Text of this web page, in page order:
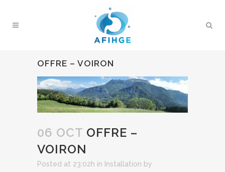
OFFRE – VOIRON
06 OCT OFFRE –
VOIRON
Posted at 23:02h in Installation by